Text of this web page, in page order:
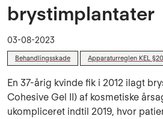
brystimplantater
03-08-2023
Behandlingsskade Apparaturreglen KEL §20
En 37-årig kvinde fik i 2012 ilagt
Cohesive Gel II) af kosmetiske
ukompliceret indtil 2019, hvor